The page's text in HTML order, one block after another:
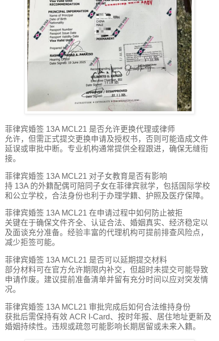
菲律宾婚签 13A MCL21 是否允许更换代理或律师
允许，但需正式提交更换申请及授权书，否则可能造成文件
延误或审批中断。专业机构通常提供全程跟进，确保无缝衔
接。
菲律宾婚签 13A MCL21 对子女教育是否有影响
持 13A 的外籍配偶可陪同子女在菲律宾就学，包括国际学校
和公立学校，合法身份也利于办理学籍、护照及医疗保障。
菲律宾婚签 13A MCL21 在申请过程中如何防止被拒
关键在于确保文件齐全、认证合法、婚姻真实、经济稳定以
及面谈充分准备。经验丰富的代理机构可提前排查风险点，
减少拒签可能。
菲律宾婚签 13A MCL21 是否可以延期提交材料
部分材料可在官方允许期限内补交，但超时未提交可能导致
申请作废。建议提前准备清单并留有充分时间以应对突发情
况。
菲律宾婚签 13A MCL21 审批完成后如何合法维持身份
获批后需保持有效 ACR I-Card、按时年报、居住地址更新及
婚姻持续性。违规或疏忽可能影响长期居留或未来入籍。